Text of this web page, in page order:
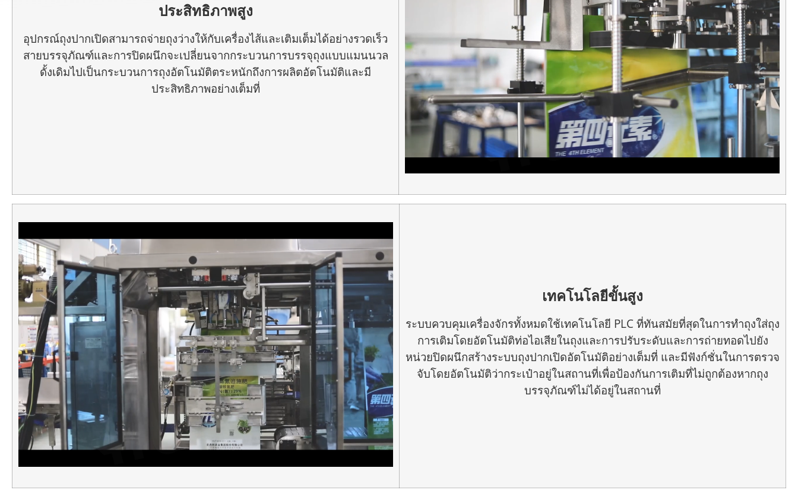
ประสิทธิภาพสูง
อุปกรณ์ถุงปากเปิดสามารถจ่ายถุงว่างให้กับเครื่องไส้และเติมเต็มได้อย่างรวดเร็ว
สายบรรจุภัณฑ์และการปิดผนึกจะเปลี่ยนจากกระบวนการบรรจุถุงแบบแมนนวล
ดั้งเดิมไปเป็นกระบวนการถุงอัตโนมัติตระหนักถึงการผลิตอัตโนมัติและมี
ประสิทธิภาพอย่างเต็มที่
เทคโนโลยีขั้นสูง
ระบบควบคุมเครื่องจักรทั้งหมดใช้เทคโนโลยี PLC ที่ทันสมัยที่สุดในการทำถุงใส่ถุง
การเติมโดยอัตโนมัติท่อไอเสียในถุงและการปรับระดับและการถ่ายทอดไปยัง
หน่วยปิดผนึกสร้างระบบถุงปากเปิดอัตโนมัติอย่างเต็มที่ และมีฟังก์ชั่นในการตรวจ
จับโดยอัตโนมัติว่ากระเป๋าอยู่ในสถานที่เพื่อป้องกันการเติมที่ไม่ถูกต้องหากถุง
บรรจุภัณฑ์ไม่ได้อยู่ในสถานที่